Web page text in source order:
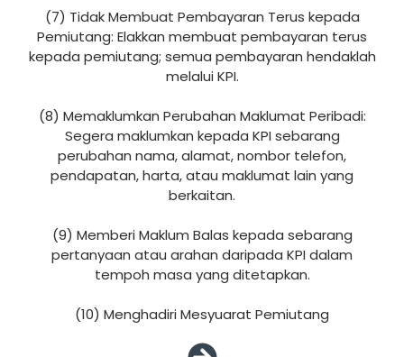
(7) Tidak Membuat Pembayaran Terus kepada
Pemiutang: Elakkan membuat pembayaran terus
kepada pemiutang; semua pembayaran hendaklah
melalui KPI.
(8) Memaklumkan Perubahan Maklumat Peribadi:
Segera maklumkan kepada KPI sebarang
perubahan nama, alamat, nombor telefon,
pendapatan, harta, atau maklumat lain yang
berkaitan.
(9) Memberi Maklum Balas kepada sebarang
pertanyaan atau arahan daripada KPI dalam
tempoh masa yang ditetapkan.
(10) Menghadiri Mesyuarat Pemiutang